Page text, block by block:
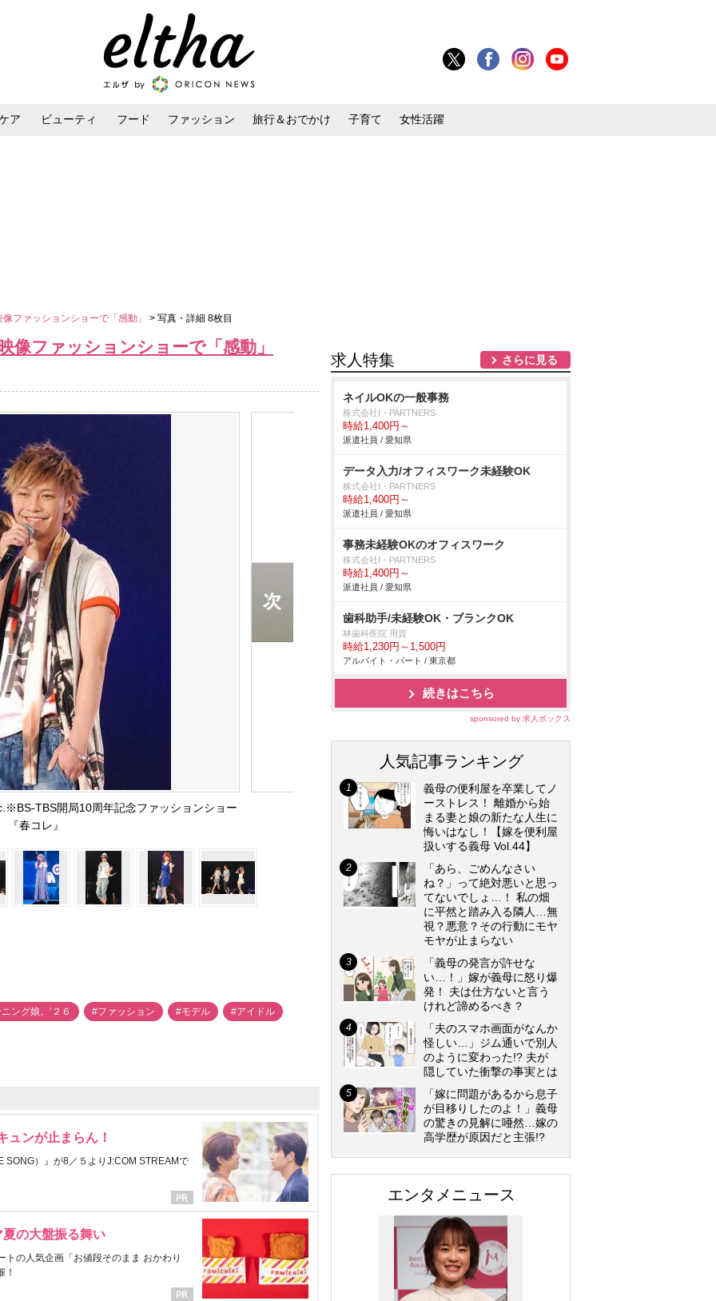
ア ビューティ フード ファッション 旅行＆おでかけ 子育て 女性活躍
ファッションショーで「感動」 > 写真・詳細 8枚目
像ファッションショーで「感動」
TBS開局10周年記念ファッションショー
『春コレ』
ング娘。’２６ #ファッション #モデル #アイドル
ュンが止まらん！
SONG）』が8／５よりJ:COM STREAMで
の大盤振る舞い
の人気企画「お値段そのまま おかわり
！
求人特集 さらに見る
ネイルOKの一般事務
株式会社I・PARTNERS
時給1,400円～
派遣社員 / 愛知県
データ入力/オフィスワーク未経験OK
株式会社I・PARTNERS
時給1,400円～
派遣社員 / 愛知県
事務未経験OKのオフィスワーク
株式会社I・PARTNERS
時給1,400円～
派遣社員 / 愛知県
歯科助手/未経験OK・ブランクOK
林歯科医院 用賀
時給1,230円～1,500円
アルバイト・パート / 東京都
続きはこちら
sponsored by 求人ボックス
人気記事ランキング
義母の便利屋を卒業してノ
ーストレス！ 離婚から始
まる妻と娘の新たな人生に
悔いはなし！【嫁を便利屋
扱いする義母 Vol.44】
「あら、ごめんなさい
ね？」って絶対悪いと思っ
てないでしょ…！ 私の畑
に平然と踏み入る隣人…無
視？悪意？その行動にモヤ
モヤが止まらない
「義母の発言が許せな
い…！」嫁が義母に怒り爆
発！ 夫は仕方ないと言う
けれど諦めるべき？
「夫のスマホ画面がなんか
怪しい…」ジム通いで別人
のように変わった!? 夫が
隠していた衝撃の事実とは
「嫁に問題があるから息子
が目移りしたのよ！」義母
の驚きの見解に唖然…嫁の
高学歴が原因だと主張!?
エンタメニュース